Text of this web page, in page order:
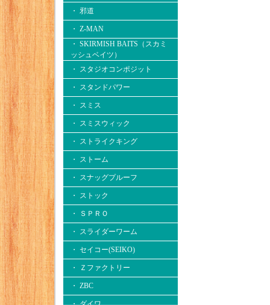
・ 邪道
・ Z-MAN
・ SKIRMISH BAITS（スカミ
ッシュベイツ）
・ スタジオコンポジット
・ スタンドパワー
・ スミス
・ スミスウィック
・ ストライクキング
・ ストーム
・ スナッグプルーフ
・ ストック
・ ＳＰＲＯ
・ スライダーワーム
・ セイコー(SEIKO)
・ Ｚファクトリー
・ ZBC